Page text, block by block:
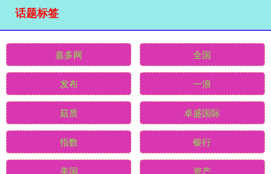
话题标签
嘉多网 全国
发布 一浪
菇质 卓盛国际
指数 银行
美国 资产